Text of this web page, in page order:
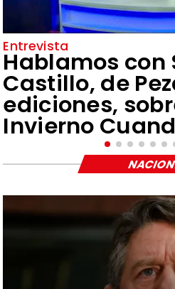
Entrevista
Hablamos con
Castillo, de
ediciones,
Invierno